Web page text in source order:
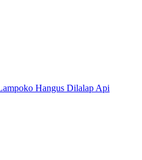
Hangus Dilalap Api